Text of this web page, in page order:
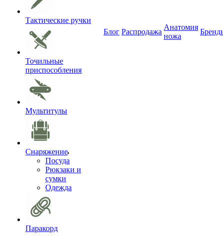
Тактические ручки
Точильные
приспособления
Мультитулы
Снаряжение
Посуда
Рюкзаки и
сумки
Одежда
Паракорд
Блог Распродажа
Анатомия
ножа